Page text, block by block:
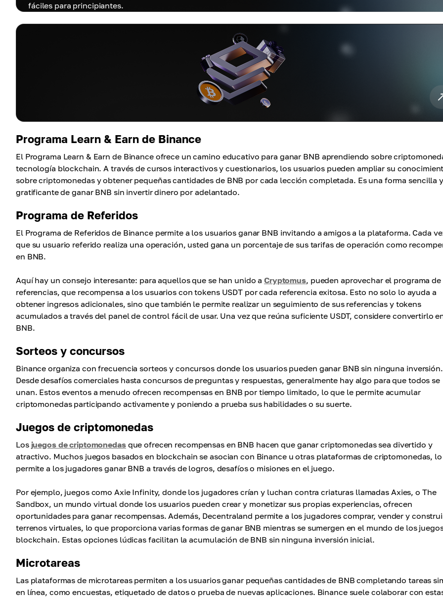
fáciles para principiantes.
Programa Learn & Earn de Binance
El Programa Learn & Earn de Binance ofrece un camino educativo para ganar BNB aprendiendo sobre
tecnología blockchain. A través de cursos interactivos y cuestionarios, los usuarios pueden ampliar su
sobre criptomonedas y obtener pequeñas cantidades de BNB por cada lección completada. Es una forma sencilla y
gratificante de ganar BNB sin invertir dinero por adelantado.
Programa de Referidos
El Programa de Referidos de Binance permite a los usuarios ganar BNB invitando a amigos a la plataforma. Cada
que su usuario referido realiza una operación, usted gana un porcentaje de sus tarifas de operación como
en BNB.
Aquí hay un consejo interesante: para aquellos que se han unido aCryptomus, pueden aprovechar el programa de
referencias, que recompensa a los usuarios con tokens USDT por cada referencia exitosa. Esto no solo lo ayuda a
obtener ingresos adicionales, sino que también le permite realizar un seguimiento de sus referencias y tokens
acumulados a través del panel de control fácil de usar. Una vez que reúna suficiente USDT, considere convertirlo
BNB.
Sorteos y concursos
Binance organiza con frecuencia sorteos y concursos donde los usuarios pueden ganar BNB sin ninguna inversión.
Desde desafíos comerciales hasta concursos de preguntas y respuestas, generalmente hay algo para que todos se
unan. Estos eventos a menudo ofrecen recompensas en BNB por tiempo limitado, lo que le permite acumular
criptomonedas participando activamente y poniendo a prueba sus habilidades o su suerte.
Juegos de criptomonedas
Los juegos de criptomonedasque ofrecen recompensas en BNB hacen que ganar criptomonedas sea divertido y
atractivo. Muchos juegos basados ​​en blockchain se asocian con Binance u otras plataformas de criptomonedas,
permite a los jugadores ganar BNB a través de logros, desafíos o misiones en el juego.
Por ejemplo, juegos como Axie Infinity, donde los jugadores crían y luchan contra criaturas llamadas Axies, o The
Sandbox, un mundo virtual donde los usuarios pueden crear y monetizar sus propias experiencias, ofrecen
oportunidades para ganar recompensas. Además, Decentraland permite a los jugadores comprar, vender y
terrenos virtuales, lo que proporciona varias formas de ganar BNB mientras se sumergen en el mundo de los
blockchain. Estas opciones lúdicas facilitan la acumulación de BNB sin ninguna inversión inicial.
Microtareas
Las plataformas de microtareas permiten a los usuarios ganar pequeñas cantidades de BNB completando tareas
en línea, como encuestas, etiquetado de datos o prueba de nuevas aplicaciones. Binance suele colaborar con